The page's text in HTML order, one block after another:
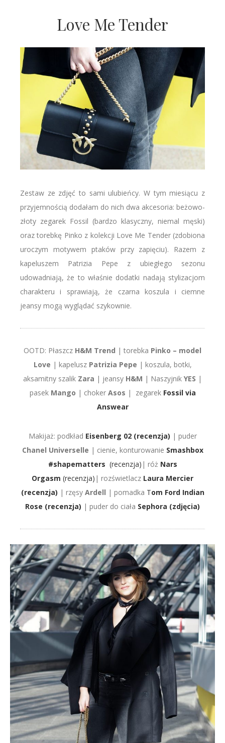
Love Me Tender
Zestaw ze zdjęć to sami ulubieńcy. W tym miesiącu z
przyjemnością dodałam do nich dwa akcesoria: beżowo-
złoty zegarek Fossil (bardzo klasyczny, niemal męski)
oraz torebkę Pinko z kolekcji Love Me Tender (zdobiona
uroczym motywem ptaków przy zapięciu). Razem z
kapeluszem Patrizia Pepe z ubiegłego sezonu
udowadniają, że to właśnie dodatki nadają stylizacjom
charakteru i sprawiają, że czarna koszula i ciemne
jeansy mogą wyglądać szykownie.
OOTD: Płaszcz H&M Trend | torebka Pinko – model
Love | kapelusz Patrizia Pepe | koszula, botki,
aksamitny szalik Zara | jeansy H&M | Naszyjnik YES |
pasek Mango | choker Asos | zegarek Fossil via
Answear
Makijaż: podkład Eisenberg 02 (recenzja) | puder
Chanel Universelle | cienie, konturowanie Smashbox
#shapematters (recenzja) | róż Nars
Orgasm (recenzja) | rozświetlacz Laura Mercier
(recenzja) | rzęsy Ardell | pomadka Tom Ford Indian
Rose (recenzja) | puder do ciała Sephora (zdjęcia)